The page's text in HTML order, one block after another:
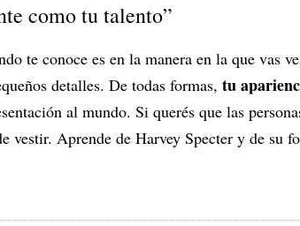
como tu talento”
te conoce es en la manera en la que vas
detalles. De todas formas, tu
al mundo. Si querés que las
vestir. Aprende de Harvey Specter y de su